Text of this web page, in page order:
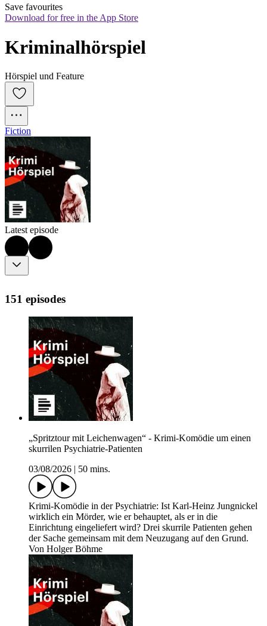
Save favourites
Download for free in the App Store
Kriminalhörspiel
Hörspiel und Feature
Fiction
Latest episode
151 episodes
„Spritztour mit Leichenwagen“ - Krimi-Komödie um einen
skurrilen Psychiatrie-Patienten
03/08/2026
50 mins.
Krimi-Komödie in der Psychiatrie: Ist Karl-Heinz Jungnickel
wirklich ein Mörder, wie er behauptet, als er in die
Einrichtung eingeliefert wird? Drei skurrile Patienten gehen
der Sache gemeinsam mit dem Neuzugang auf den Grund.
Von Holger Böhme